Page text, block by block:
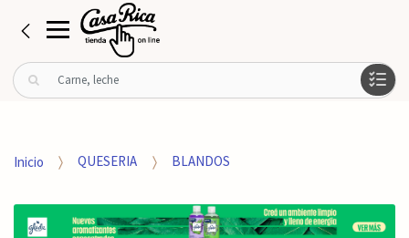
B
u
r
o
Inicio QUESERIA BLANDOS